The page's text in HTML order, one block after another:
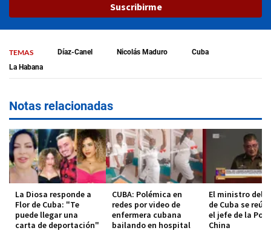
Suscribirme
TEMAS Díaz-Canel Nicolás Maduro
Cuba
La Habana
Notas relacionadas
La Diosa responde a
Flor de Cuba: "Te
puede llegar una
carta de deportación"
CUBA: Polémica en
redes por video de
enfermera cubana
bailando en hospital
El ministro del
de Cuba se
el jefe de la
China